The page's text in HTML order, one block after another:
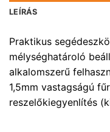
LEÍRÁS
Praktikus
mélységhatároló
alkalomszerű
1,5mm vastagságú
reszelőkiegyenlítés